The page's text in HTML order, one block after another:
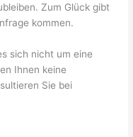
Zum Glück gibt
kommen.
sich nicht um eine
Ihnen keine
Sie bei